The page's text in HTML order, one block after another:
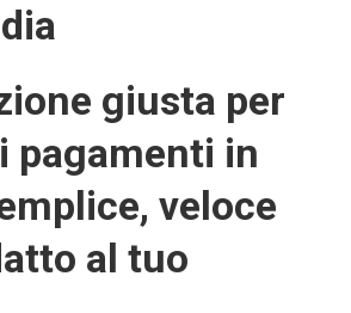
giusta per
pagamenti in
veloce
al tuo